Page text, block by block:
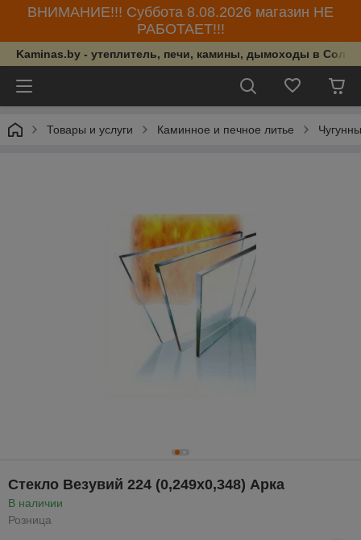
ВНИМАНИЕ!!! Суббота 8.08.2026 магазин НЕ
РАБОТАЕТ!!!
Kaminas.by - утеплитель, печи, камины, дымоходы в
Товары и услуги Каминное и печное литье
Стекло Везувий 224 (0,249х0,348) Арка
В наличии
Розница